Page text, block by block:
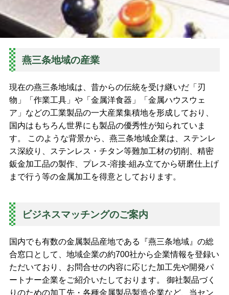
燕三条地域の産業
現在の燕三条地域は、昔からの伝統を受け継いだ「刃
物」「作業工具」や「金属洋食器」「金属ハウスウェ
ア」などの工業製品の一大産業集積地を形成しており、
国内はもちろん世界にも製品の優秀性が知られていま
す。 このような背景から、燕三条地域企業は、ステンレ
ス深絞り、ステンレス・チタン等難加工材の切削、精密
鈑金加工品の製作、プレス-溶接-組み立てから研磨仕上げ
まで行う等の金属加工を得意としております。
ビジネスマッチングのご案内
国内でも有数の金属製品産地である『燕三条地域』の総
合窓口として、地域企業の約700社から企業情報を登録い
ただいており、お問合せの内容に応じた加工先や開発パ
ートナー企業をご紹介いたしております。 御社製品づく
りのための加工先・各種金属製品製造企業など、当セン